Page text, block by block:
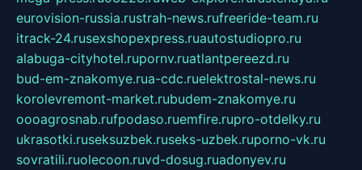
eurovision-russia.rustrah-news.rufreeride-team.ru
itrack-24.rusexshopexpress.ruautostudiopro.ru
alabuga-cityhotel.rupornv.ruatlantpereezd.ru
bud-em-znakomye.rua-cdc.ruelektrostal-news.ru
korolevremont-market.rubudem-znakomye.ru
oooagrosnab.rufpodaso.ruemfire.rupro-otdelky.ru
ukrasotki.ruseksuzbek.ruseks-uzbek.ruporno-vk.ru
sovratili.ruolecoon.ruvd-dosug.ruadonyev.ru